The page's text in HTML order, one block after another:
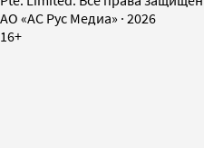
AO «АС Рус Медиа» · 2026
16+